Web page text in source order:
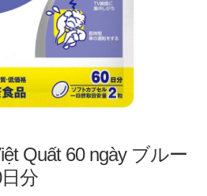
Quất 60 ngày ブルー
分